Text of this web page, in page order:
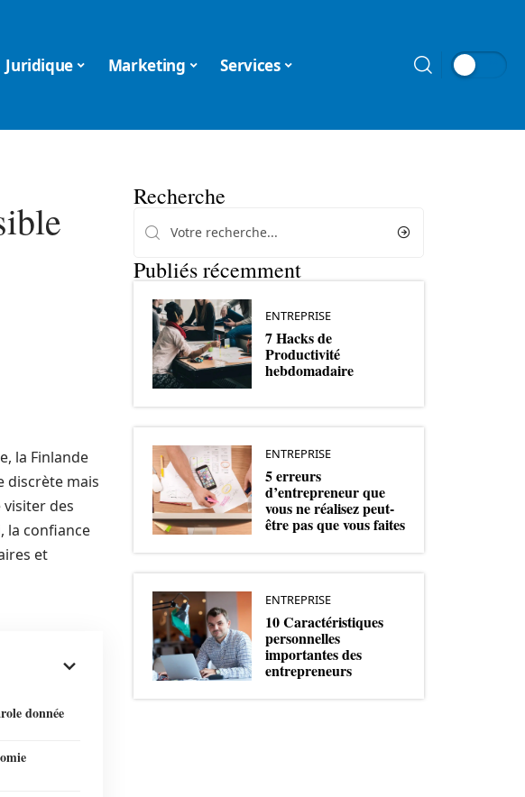
Juridique Marketing Services
la Finlande
discrète mais
des
la confiance
et
donnée
Recherche
Publiés récemment
ENTREPRISE
7 Hacks de
Productivité
hebdomadaire
ENTREPRISE
5 erreurs
d’entrepreneur que
vous ne réalisez peut-
être pas que vous faites
ENTREPRISE
10 Caractéristiques
personnelles
importantes des
entrepreneurs